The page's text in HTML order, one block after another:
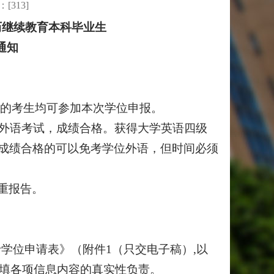
[313]
续教育本科毕业生
知
考生均可参加本次学位申报。
语考试，成绩合格。获得大学英语四级
绩合格的可以免考学位外语，但时间必须
报告。
位申请表》（附件1（只交电子稿）,以
各项信息内容的真实性负责。